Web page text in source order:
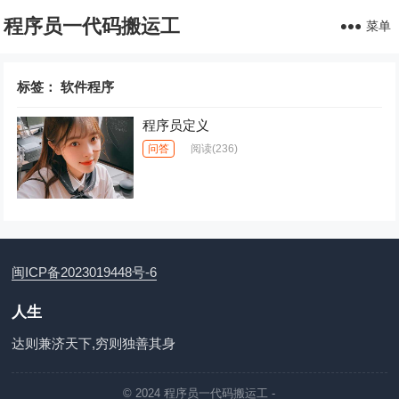
程序员一代码搬运工 菜单
标签：软件程序
程序员定义
问答 阅读(236)
闽ICP备2023019448号-6
人生
达则兼济天下,穷则独善其身
© 2024程序员一代码搬运工 -